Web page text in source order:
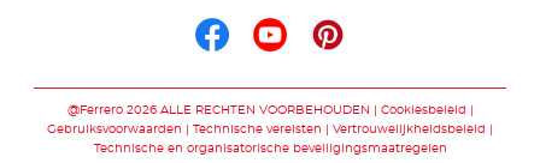
@Ferrero 2026 ALLE RECHTEN VOORBEHOUDEN
Cookiesbeleid
Gebruiksvoorwaarden
Technische vereisten
Vertrouwelijkheidsbeleid
Technische en organisatorische beveiligingsmaatregelen